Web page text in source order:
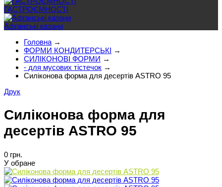
ГАСТРОЄМНОСТІ
Афганські казани
Головна →
ФОРМИ КОНДИТЕРСЬКІ →
СИЛІКОНОВІ ФОРМИ →
- для мусових тістечок →
Силіконова форма для десертів ASTRO 95
Друк
Силіконова форма для
десертів ASTRO 95
0 грн.
У обране